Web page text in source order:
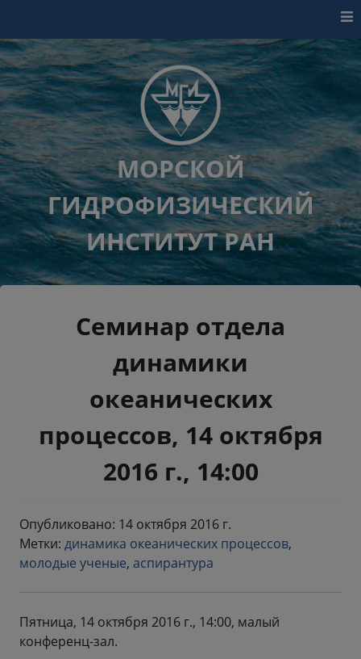
МОРСКОЙ
ГИДРОФИЗИЧЕСКИЙ
ИНСТИТУТ РАН
Семинар отдела
динамики
океанических
процессов, 14 октября
2016 г., 14:00
Опубликовано: 14 октября 2016 г.
Метки: динамика океанических процессов,
молодые ученые, аспирантура
Пятница, 14 октября 2016 г., 14:00, малый
конференц-зал.